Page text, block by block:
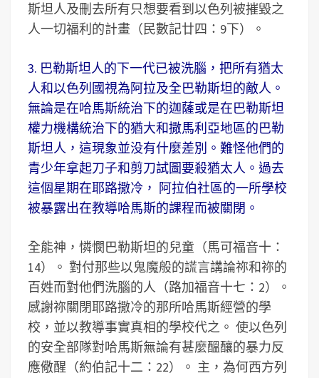
斯坦人及刪去所有只想要看到以色列被摧毀之
人一切福利的計畫（民數記廿四：9下）。
3. 巴勒斯坦人的下一代已被洗腦，把所有猶太
人和以色列國視為阿拉及全巴勒斯坦的敵人。
無論是在哈馬斯統治下的迦薩或是在巴勒斯坦
權力機構統治下的猶大和撒馬利亞地區的巴勒
斯坦人，這現象並没有什麼差別。難怪他們的
青少年拿起刀子和剪刀試圖要殺猶太人。過去
這個星期在耶路撒冷， 阿拉伯社區的一所學校
被暴露出在教導哈馬斯的課程而被關閉。
全能神，憐憫巴勒斯坦的兒童（馬可福音十：
14）。 對付那些以鬼魔般的謊言講論祢和祢的
百姓而對他們洗腦的人（路加福音十七：2）。
感謝祢關閉耶路撒冷的那所哈馬斯經營的學
校，並以教導事實真相的學校代之。 使以色列
的安全部隊對哈馬斯無論有甚麼醞釀的暴力反
應儆醒（約伯記十二：22）。 主，為何西方列